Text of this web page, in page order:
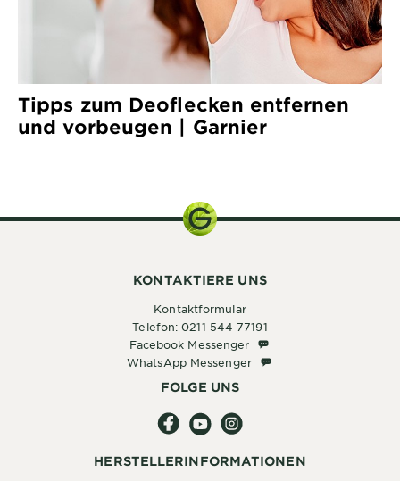
Tipps zum Deoflecken entfernen
und vorbeugen | Garnier
KONTAKTIERE UNS
Kontaktformular
Telefon: 0211 544 77191
Facebook Messenger Facebook Messenger
WhatsApp MessengerWhatsApp Messenger
FOLGE UNS
HERSTELLERINFORMATIONEN